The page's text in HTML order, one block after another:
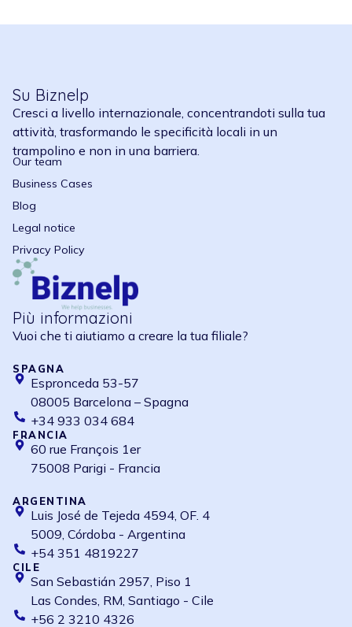
Su Biznelp
Cresci a livello internazionale, concentrandoti sulla tua
attività, trasformando le specificità locali in un
trampolino e non in una barriera.
Our team
Business Cases
Blog
Legal notice
Privacy Policy
Più informazioni
Vuoi che ti aiutiamo a creare la tua filiale?
SPAGNA
Espronceda 53-57
08005 Barcelona – Spagna
+34 933 034 684
FRANCIA
60 rue François 1er
75008 Parigi - Francia
ARGENTINA
Luis José de Tejeda 4594, OF. 4
5009, Córdoba - Argentina
+54 351 4819227
CILE
San Sebastián 2957, Piso 1
Las Condes, RM, Santiago - Cile
+56 2 3210 4326